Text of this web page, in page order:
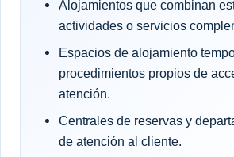
Alojamientos que combinan
actividades o servicios
Espacios de alojamiento
procedimientos propios de
atención.
Centrales de reservas y
de atención al cliente.